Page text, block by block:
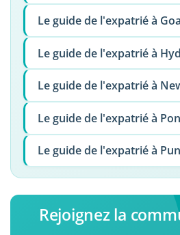
Le guide de l'expatrié à Goa
Le guide de l'expatrié à
Le guide de l'expatrié à
Le guide de l'expatrié à
Le guide de l'expatrié à
Rejoignez la